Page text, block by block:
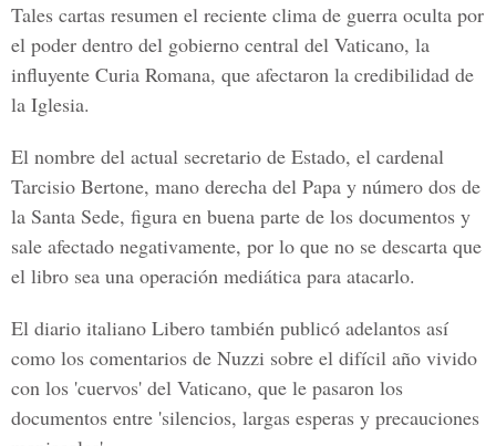
Tales cartas resumen el reciente clima de guerra oculta por
el poder dentro del gobierno central del Vaticano, la
influyente Curia Romana, que afectaron la credibilidad de
la Iglesia.
El nombre del actual secretario de Estado, el cardenal
Tarcisio Bertone, mano derecha del Papa y número dos de
la Santa Sede, figura en buena parte de los documentos y
sale afectado negativamente, por lo que no se descarta que
el libro sea una operación mediática para atacarlo.
El diario italiano Libero también publicó adelantos así
como los comentarios de Nuzzi sobre el difícil año vivido
con los 'cuervos' del Vaticano, que le pasaron los
documentos entre 'silencios, largas esperas y precauciones